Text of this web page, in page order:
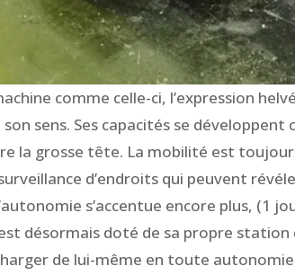
comme celle-ci, l’expression
sens. Ses capacités se développent
la grosse tête. La mobilité est
d’endroits qui peuvent
s’accentue encore plus, (1
est désormais doté de sa propre
de lui-même en toute